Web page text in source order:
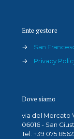
Ente gestore
→
San
→
Privacy
Dove siamo
via del Mercato
06016 - San
Tel: +39 075